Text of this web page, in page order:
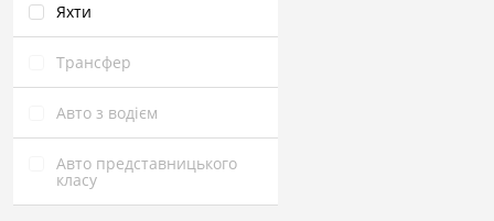
Яхти
Трансфер
Авто з водієм
Авто представницького
класу